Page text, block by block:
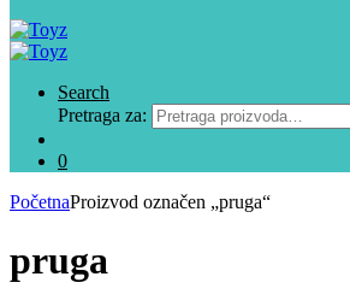
Search
Pretraga za:
0
PočetnaProizvod označen „pruga“
pruga